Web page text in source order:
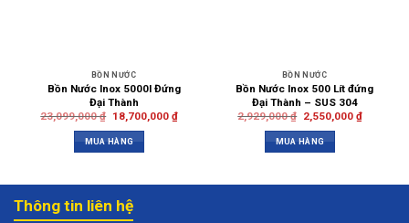
BỒN NƯỚC
Bồn Nước Inox 5000l Đứng
Đại Thành
23,099,000₫ 18,700,000 ₫
MUA HÀNG
BỒN NƯỚC
Bồn Nước Inox 500 Lít đứng
Đại Thành – SUS 304
2,929,000₫ 2,550,000 ₫
MUA HÀNG
Thông tin liên hệ